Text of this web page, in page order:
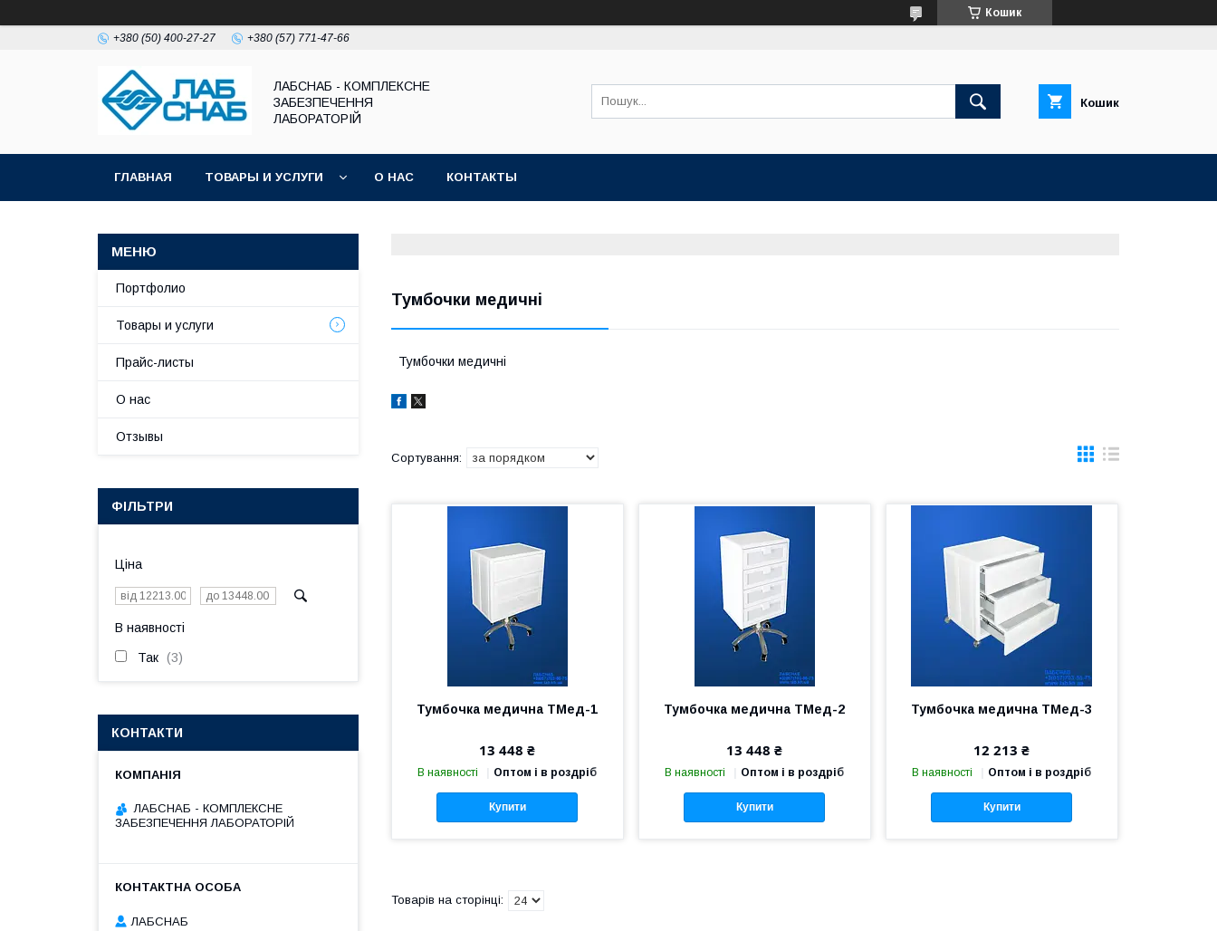
Кошик
+380 (50) 400-27-27 +380 (57) 771-47-66
ЛАБСНАБ - КОМПЛЕКСНЕ
ЗАБЕЗПЕЧЕННЯ
ЛАБОРАТОРІЙ
Кошик
ГЛАВНАЯ ТОВАРЫ И УСЛУГИ О НАС КОНТАКТЫ
Тумбочки медичні
Тумбочки медичні
Тумбочка медична ТМед-1
13 448 ₴
В наявності Оптом і в роздріб
Купити
Тумбочка медична ТМед-2
13 448 ₴
В наявності Оптом і в роздріб
Купити
Тумбочка медична ТМед-3
12 213 ₴
В наявності Оптом і в роздріб
Купити
Портфолио
Товары и услуги
Прайс-листы
О нас
Отзывы
ФІЛЬТРИ
Ціна
В наявності
Так 3
КОНТАКТИ
ЛАБСНАБ - КОМПЛЕКСНЕ
ЗАБЕЗПЕЧЕННЯ ЛАБОРАТОРІЙ
ЛАБСНАБ